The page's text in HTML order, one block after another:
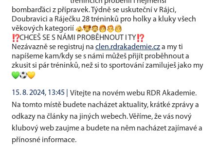
bombarďáci z přípravek. Týdně se uskuteční v Rájci,
Doubravici a Ráječku 28 tréninků pro holky a kluky všech
věkových kategorií
CHCEŠ SE S NÁMI PROBĚHNOUT I TY
Nezávazně se registruj na clen.rdrakademie.cza my ti
napíšeme kam/kdy se s námi můžeš přijít proběhnout a
zkusit si pár tréninků, než si to sportování zamiluješ jako my
15. 8. 2024, 13:45 |
Vítejte na novém webu RDR Akademie.
Na tomto místě budete nacházet aktuality, krátké zprávy a
odkazy na články na jiných webech. Věříme, že vás nový
klubový web zaujme a budete na něm nacházet zajímavé a
přínosné informace.